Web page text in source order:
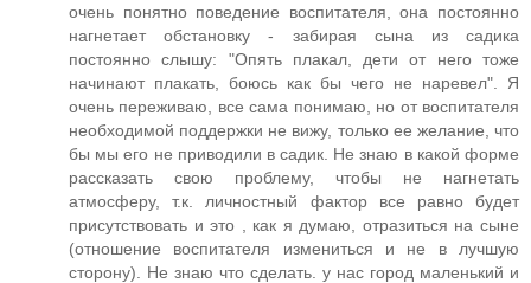
очень понятно поведение воспитателя, она постоянно
нагнетает обстановку - забирая сына из садика
постоянно слышу: "Опять плакал, дети от него тоже
начинают плакать, боюсь как бы чего не наревел". Я
очень переживаю, все сама понимаю, но от воспитателя
необходимой поддержки не вижу, только ее желание, что
бы мы его не приводили в садик. Не знаю в какой форме
рассказать свою проблему, чтобы не нагнетать
атмосферу, т.к. личностный фактор все равно будет
присутствовать и это , как я думаю, отразиться на сыне
(отношение воспитателя измениться и не в лучшую
сторону). Не знаю что сделать. у нас город маленький и